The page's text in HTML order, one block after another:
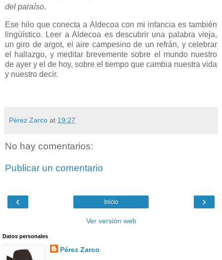
del paraíso.
Ese hilo que conecta a Aldecoa con mi infancia es también
lingüístico. Leer a Aldecoa es descubrir una palabra vieja,
un giro de argot, el aire campesino de un refrán, y celebrar
el hallazgo, y meditar brevemente sobre el mundo nuestro
de ayer y el de hoy, sobre el tiempo que cambia nuestra vida
y nuestro decir.
Pérez Zarco at 19:27
No hay comentarios:
Publicar un comentario
‹ ›
Inicio
Ver versión web
Datos personales
Pérez Zarco